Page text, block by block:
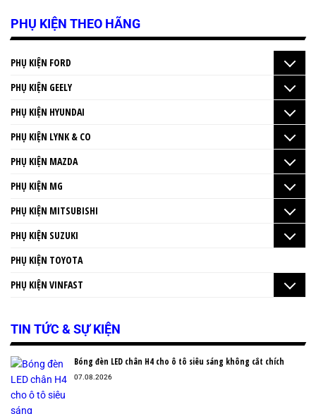
PHỤ KIỆN THEO HÃNG
PHỤ KIỆN FORD
PHỤ KIỆN GEELY
PHỤ KIỆN HYUNDAI
PHỤ KIỆN LYNK & CO
PHỤ KIỆN MAZDA
PHỤ KIỆN MG
PHỤ KIỆN MITSUBISHI
PHỤ KIỆN SUZUKI
PHỤ KIỆN TOYOTA
PHỤ KIỆN VINFAST
TIN TỨC & SỰ KIỆN
Bóng đèn LED chân H4 cho ô tô siêu sáng không cắt chích
07.08.2026